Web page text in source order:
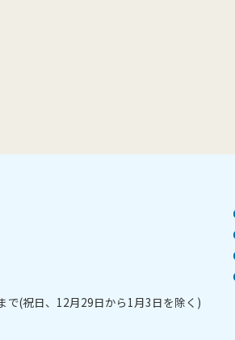
で(祝日、12月29日から1月3日を除く)